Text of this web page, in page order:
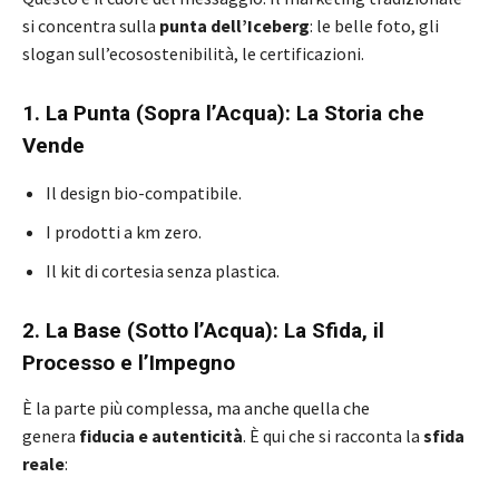
si concentra sulla punta dell’Iceberg: le belle foto, gli
slogan sull’ecosostenibilità, le certificazioni.
1. La Punta (Sopra l’Acqua): La Storia che
Vende
Il design bio-compatibile.
I prodotti a km zero.
Il kit di cortesia senza plastica.
2. La Base (Sotto l’Acqua): La Sfida, il
Processo e l’Impegno
È la parte più complessa, ma anche quella che
genera fiducia e autenticità. È qui che si racconta la sfida
reale: